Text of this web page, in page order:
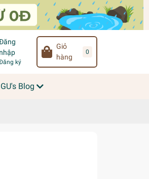
nhập
ký
Giỏ
hàng
0
GU's Blog